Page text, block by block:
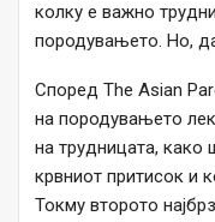
колку е важно
породувањето. Но,
Според The ​​Asian
на породувањето
на трудницата, како
крвниот притисок и
Токму второто